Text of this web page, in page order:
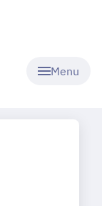
Menu